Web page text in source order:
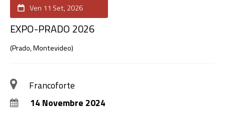
Ven 11 Set, 2026
EXPO-PRADO 2026
(Prado, Montevideo)
Francoforte
14 Novembre 2024